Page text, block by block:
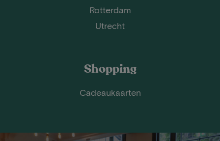
Rotterdam
Utrecht
Shopping
Cadeaukaarten